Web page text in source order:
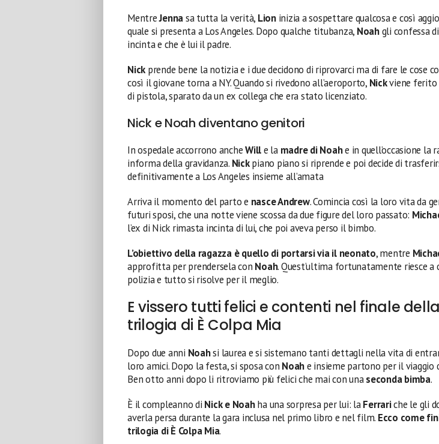
MentreJennasa tutta la verità, Lioninizia a sospettare qualcosa e così
quale si presenta a Los Angeles. Dopo qualche titubanza, Noahgli confessa
incinta e che è lui il padre.
Nick prende bene la notizia e i due decidono di riprovarci ma di fare le cose
così il giovane torna a NY. Quando si rivedono all’aeroporto, Nickviene ferito
di pistola, sparato da un ex collega che era stato licenziato.
Nick e Noah diventano genitori
In ospedale accorrono ancheWille la madre di Noahe in quell’occasione la
informa della gravidanza. Nickpiano piano si riprende e poi decide di
definitivamente a Los Angeles insieme all’amata
Arriva il momento del parto e nasce Andrew. Comincia così la loro vita da
futuri sposi, che una notte viene scossa da due figure del loro passato:
l’ex di Nick rimasta incinta di lui, che poi aveva perso il bimbo.
L’obiettivo della ragazza è quello di portarsi via il neonato, mentre
approfitta per prendersela con Noah. Quest’ultima fortunatamente riesce a
polizia e tutto si risolve per il meglio.
E vissero tutti felici e contenti nel finale della
trilogia di È Colpa Mia
Dopo due anni Noahsi laurea e si sistemano tanti dettagli nella vita di
loro amici. Dopo la festa, si sposa con Noahe insieme partono per il viaggio
Ben otto anni dopo li ritroviamo più felici che mai con unaseconda bimba.
È il compleanno di Nick e Noahha una sorpresa per lui: laFerrariche le gli
averla persa durante la gara inclusa nel primo libro e nel film. Ecco come
trilogia di È Colpa Mia.